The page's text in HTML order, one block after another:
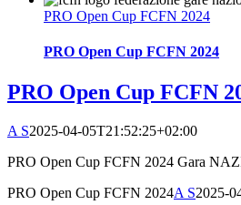
PRO Open Cup FCFN 2024
PRO Open Cup FCFN 2024
PRO Open Cup FCFN
A S2025-04-05T21:52:25+02:00
PRO Open Cup FCFN 2024 Gara
PRO Open Cup FCFN 2024A S2025-